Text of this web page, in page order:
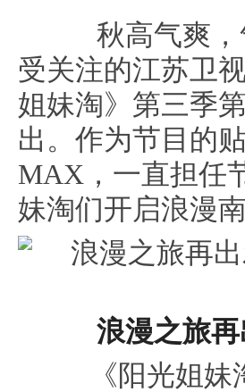
秋高气爽，
受关注的江苏卫
姐妹淘》第三季
出。作为节目的
MAX，一直担任
妹淘们开启浪漫
浪漫之旅再
《阳光姐妹